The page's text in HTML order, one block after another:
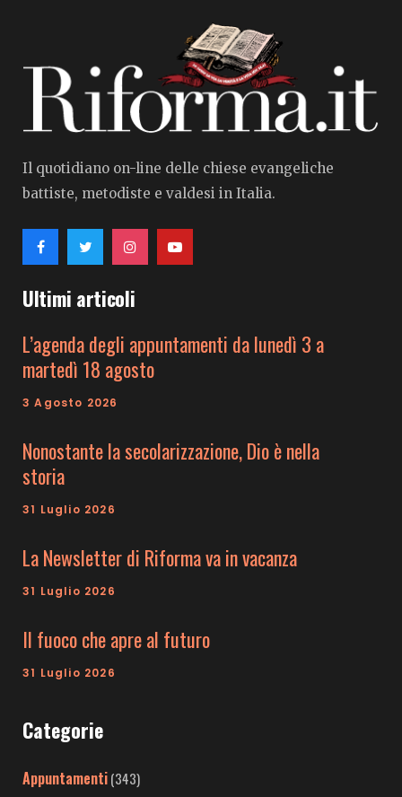
Il quotidiano on-line delle chiese evangeliche
battiste, metodiste e valdesi in Italia.
Ultimi articoli
L’agenda degli appuntamenti da lunedì 3 a
martedì 18 agosto
3 Agosto 2026
Nonostante la secolarizzazione, Dio è nella
storia
31 Luglio 2026
La Newsletter di Riforma va in vacanza
31 Luglio 2026
Il fuoco che apre al futuro
31 Luglio 2026
Categorie
Appuntamenti(343)